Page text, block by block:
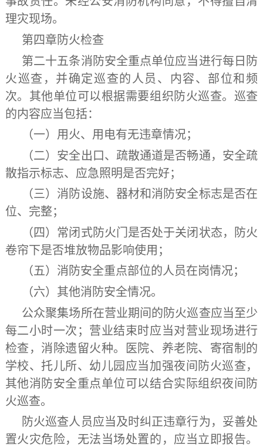
理灾现场。
第四章 防火检查
第二十五条消防安全重点单位应当进行每日防
火巡查，并确定巡查的人员、内容、部位和频
次。其他单位可以根据需要组织防火巡查。巡查
的内容应当包括：
（一）用火、用电有无违章情况；
（二）安全出口、疏散通道是否畅通，安全疏
散指示标志、应急照明是否完好；
（三）消防设施、器材和消防安全标志是否在
位、完整；
（四）常闭式防火门是否处于关闭状态，防火
卷帘下是否堆放物品影响使用；
（五）消防安全重点部位的人员在岗情况；
（六）其他消防安全情况。
公众聚集场所在营业期间的防火巡查应当至少
每二小时一次；营业结束时应当对营业现场进行
检查，消除遗留火种。医院、养老院、寄宿制的
学校、托儿所、幼儿园应当加强夜间防火巡查，
其他消防安全重点单位可以结合实际组织夜间防
火巡查。
防火巡查人员应当及时纠正违章行为，妥善处
置火灾危险，无法当场处置的，应当立即报告。